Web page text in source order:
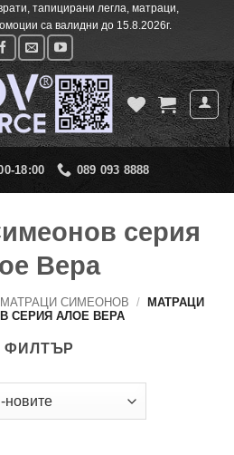
тапицирани легла, матраци,
са валидни до 15.8.2026г.
18:00 089 093 8888
серия
Вера
МАТРАЦИ СИМЕОНОВ /
МАТРАЦИ
СЕРИЯ АЛОЕ ВЕРА
ФИЛТЪР